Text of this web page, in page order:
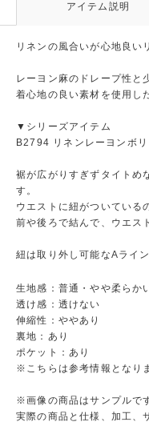
アイテム説明
リネンの風合いが心地良い
レーヨン麻のドレープ性と
着心地の良い素材を使用し
▼シリーズアイテム
B2794 リネンレーヨンボ
裾が広がりすぎずタイトめ
す。
ウエストに紐がついている
前や後ろで結んで、ウエス
紐は取り外し可能なAライ
生地感：普通・やや柔らか
透け感：透けない
伸縮性：ややあり
裏地：あり
ポケット：あり
※こちらは参考情報となり
※画像の商品はサンプルで
実際の商品と仕様、加工、